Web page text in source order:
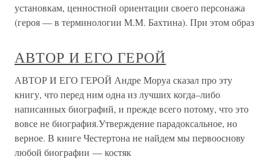
установкам, ценностной ориентации своего персонажа
(героя — в терминологии М.М. Бахтина). При этом образ
АВТОР И ЕГО ГЕРОЙ
АВТОР И ЕГО ГЕРОЙ Андре Моруа сказал про эту
книгу, что перед ним одна из лучших когда–либо
написанных биографий, и прежде всего потому, что это
вовсе не биография.Утверждение парадоксальное, но
верное. В книге Честертона не найдем мы первооснову
любой биографии — костяк